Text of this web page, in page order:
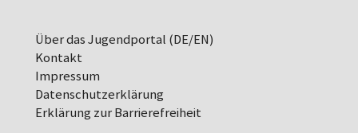
Über das Jugendportal (DE/EN)
Kontakt
Impressum
Datenschutz­erklärung
Erklärung zur Barrierefreiheit